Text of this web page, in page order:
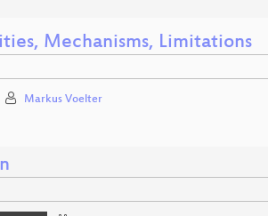
Mechanisms, Limitations
Markus Voelter